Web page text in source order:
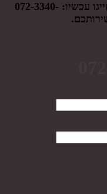
עכשיו: 072-3340-